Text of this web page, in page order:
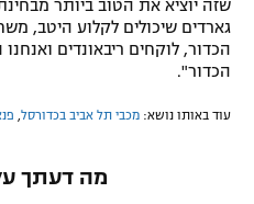
שזה יוציא את הטוב ביותר
גארדים שיכולים לקלוע היטב,
הכדור, לוקחים ריבאונדים
הכדור".
עוד באותו נושא: מכבי תל אביב בכדורסל
מה דעתך